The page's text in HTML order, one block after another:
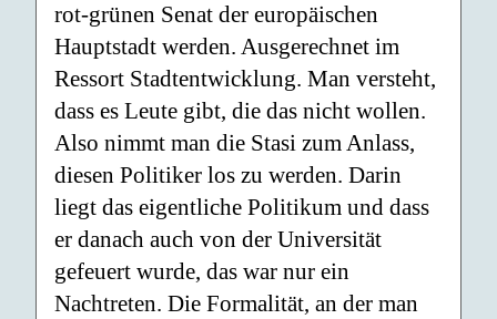
rot-grünen Senat der europäischen
Haupt­stadt werden. Ausgerechnet im
Ressort Stadtentwicklung. Man versteht,
dass es Leute gibt, die das nicht wollen.
Also nimmt man die Stasi zum Anlass,
diesen Poli­tiker los zu werden. Darin
liegt das eigentliche Politikum und dass
er danach auch von der Universität
gefeuert wurde, das war nur ein
Nachtreten. Die Formalität, an der man